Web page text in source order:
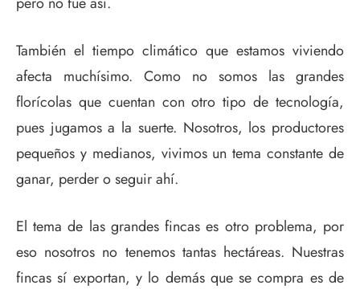
También el tiempo climático que estamos viviendo
afecta muchísimo. Como no somos las grandes
florícolas que cuentan con otro tipo de tecnología,
pues jugamos a la suerte. Nosotros, los productores
pequeños y medianos, vivimos un tema constante de
ganar, perder o seguir ahí.
El tema de las grandes fincas es otro problema, por
eso nosotros no tenemos tantas hectáreas. Nuestras
fincas sí exportan, y lo demás que se compra es de